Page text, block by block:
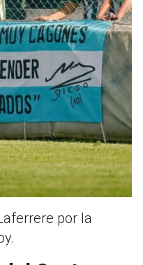
por la